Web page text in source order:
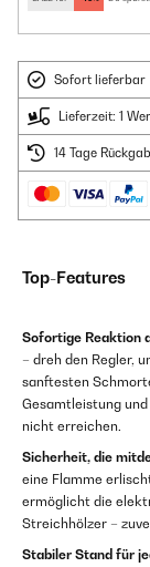
Sofort lieferbar
Lieferzeit: 1
14 Tage
Top-Features
Sofortige Reaktion
– dreh den Regler,
sanftesten
Gesamtleistung
nicht erreichen.
Sicherheit, die
eine Flamme
ermöglicht die
Streichhölzer –
Stabiler Stand für